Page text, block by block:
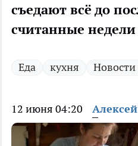
съедают всё до
считанные недели
Еда кухня Новости
12 июня 04:20